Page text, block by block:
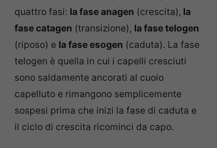
quattro fasi: la fase anagen (crescita), la
fase catagen (transizione), la fase telogen
(riposo) e la fase esogen (caduta). La fase
telogen è quella in cui i capelli cresciuti
sono saldamente ancorati al cuoio
capelluto e rimangono semplicemente
sospesi prima che inizi la fase di caduta e
il ciclo di crescita ricominci da capo.